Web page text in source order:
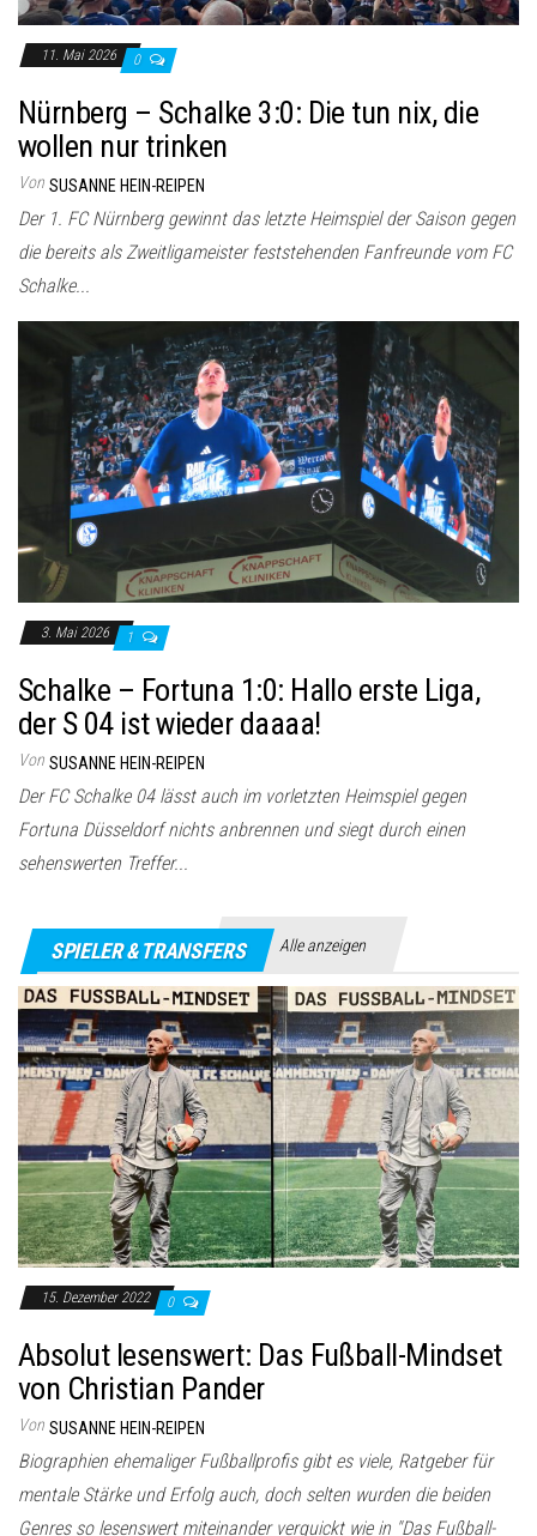
11. Mai 2026 0
Nürnberg – Schalke 3:0: Die tun nix, die
wollen nur trinken
Von SUSANNE HEIN-REIPEN
Der 1. FC Nürnberg gewinnt das letzte Heimspiel der Saison gegen
die bereits als Zweitligameister feststehenden Fanfreunde vom FC
Schalke...
3. Mai 2026 1
Schalke – Fortuna 1:0: Hallo erste Liga,
der S 04 ist wieder daaaa!
Von SUSANNE HEIN-REIPEN
Der FC Schalke 04 lässt auch im vorletzten Heimspiel gegen
Fortuna Düsseldorf nichts anbrennen und siegt durch einen
sehenswerten Treffer...
SPIELER & TRANSFERS Alle anzeigen
15. Dezember 2022 0
Absolut lesenswert: Das Fußball-Mindset
von Christian Pander
Von SUSANNE HEIN-REIPEN
Biographien ehemaliger Fußballprofis gibt es viele, Ratgeber für
mentale Stärke und Erfolg auch, doch selten wurden die beiden
Genres so lesenswert miteinander verquickt wie in "Das Fußball-